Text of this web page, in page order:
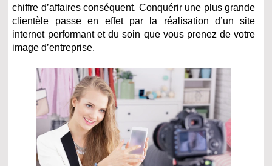
chiffre d’affaires conséquent. Conquérir une plus grande
clientèle passe en effet par la réalisation d’un site
internet performant et du soin que vous prenez de votre
image d’entreprise.